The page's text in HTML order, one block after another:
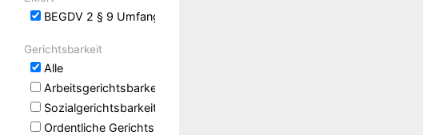
BEGDV 2 § 9 Umfang des Heilverfahrens
Gerichtsbarkeit
Alle
Arbeitsgerichtsbarkeit
Sozialgerichtsbarkeit
Ordentliche Gerichtsbarkeit